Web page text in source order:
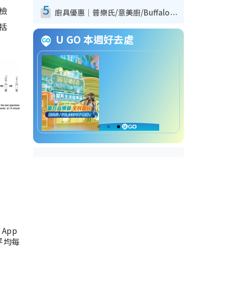
均每
5 廚具優惠｜普樂氏/意美廚/Buffalo廚具低至3折！$89起買煎鍋／炒鑊／個人鍋 同場小家電激減至$99起
U GO 本週好去處